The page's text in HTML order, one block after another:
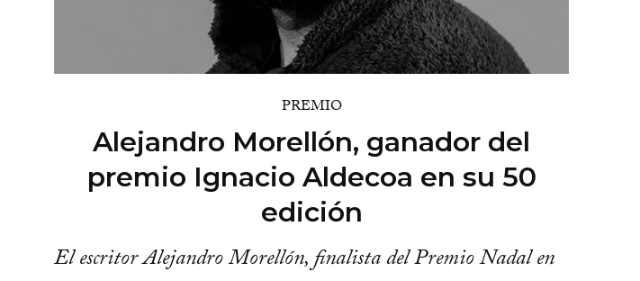
PREMIO
Alejandro Morellón, ganador del
premio Ignacio Aldecoa en su 50
edición
El escritor Alejandro Morellón, finalista del Premio Nadal en